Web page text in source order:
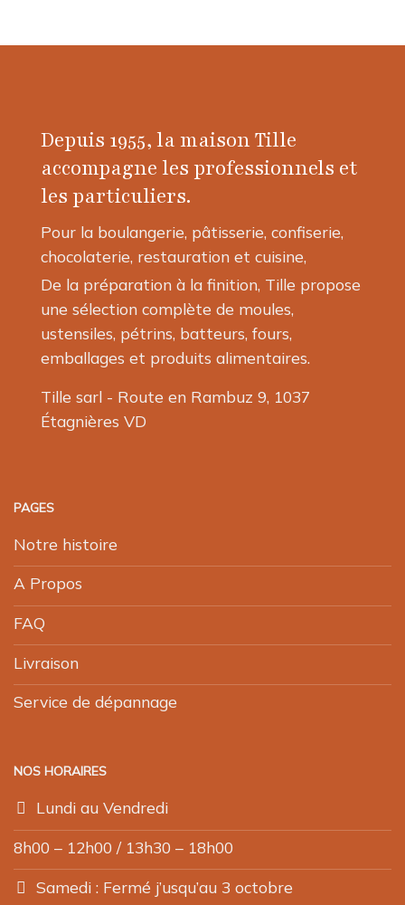
plusieurs
choisies
page
du
produit
Depuis 1955, la maison Tille
accompagne les professionnels et
les particuliers.
Pour la boulangerie, pâtisserie, confiserie,
chocolaterie, restauration et cuisine,
De la préparation à la finition, Tille propose
une sélection complète de moules,
ustensiles, pétrins, batteurs, fours,
emballages et produits alimentaires.
Tille sarl - Route en Rambuz 9, 1037
Étagnières VD
PAGES
Notre histoire
A Propos
FAQ
Livraison
Service de dépannage
NOS HORAIRES
Lundi au Vendredi
8h00 – 12h00 / 13h30 – 18h00
Samedi : Fermé j’usqu’au 3 octobre